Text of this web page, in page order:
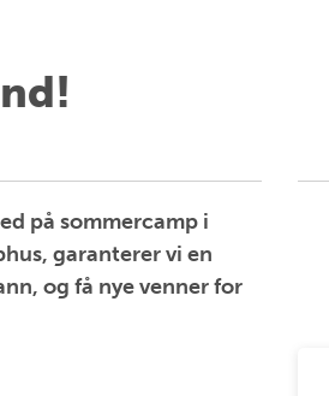
på sommercamp i
garanterer vi en
og få nye venner for